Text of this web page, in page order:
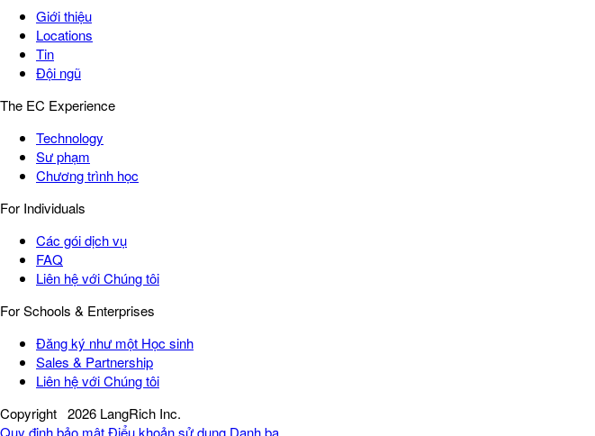
Giới thiệu
Locations
Tin
Đội ngũ
The EC Experience
Technology
Sư phạm
Chương trình học
For Individuals
Các gói dịch vụ
FAQ
Liên hệ với Chúng tôi
For Schools & Enterprises
Đăng ký như một Học sinh
Sales & Partnership
Liên hệ với Chúng tôi
Copyright 2026 LangRich Inc.